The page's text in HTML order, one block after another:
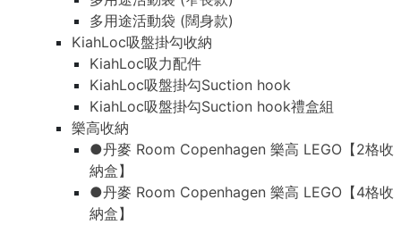
多用途活動袋 (闊身款)
KiahLoc吸盤掛勾收納
KiahLoc吸力配件
KiahLoc吸盤掛勾Suction hook
KiahLoc吸盤掛勾Suction hook禮盒組
樂高收納
●丹麥 Room Copenhagen 樂高 LEGO【2格收
納盒】
●丹麥 Room Copenhagen 樂高 LEGO【4格收
納盒】